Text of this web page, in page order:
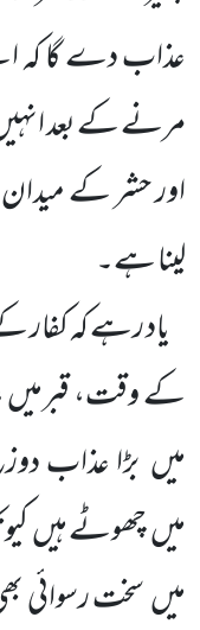
عذاب دے گا کہ
مرنے کے بعد
اور حشر کے
لینا ہے۔
یاد رہے کہ
کے وقت، قبرمیں
میں بڑا عذاب
میںچھوٹے ہیں
میںسخت رسوائی